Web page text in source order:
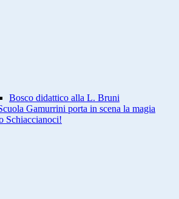
Bosco didattico alla L. Bruni
Gamurrini porta in scena la magia
Schiaccianoci!